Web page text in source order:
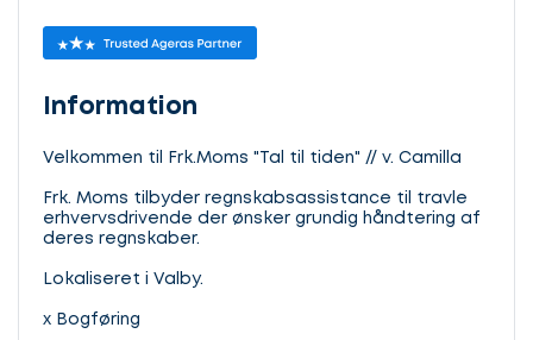
Information
Velkommen til Frk.Moms "Tal til tiden" // v. Camilla
Frk. Moms tilbyder regnskabsassistance til travle
erhvervsdrivende der ønsker grundig håndtering af
deres regnskaber.
Lokaliseret i Valby.
x Bogføring